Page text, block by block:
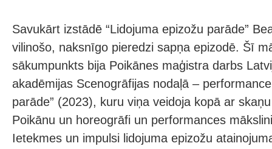
Savukārt izstādē “Lidojuma epizožu parāde”
vilinošo, naksnīgo pieredzi sapņa epizodē. Šī
sākumpunkts bija Poikānes maģistra darbs
akadēmijas Scenogrāfijas nodaļā –
parāde” (2023), kuru viņa veidoja kopā ar
Poikānu un horeogrāfi un performances
Ietekmes un impulsi lidojuma epizožu